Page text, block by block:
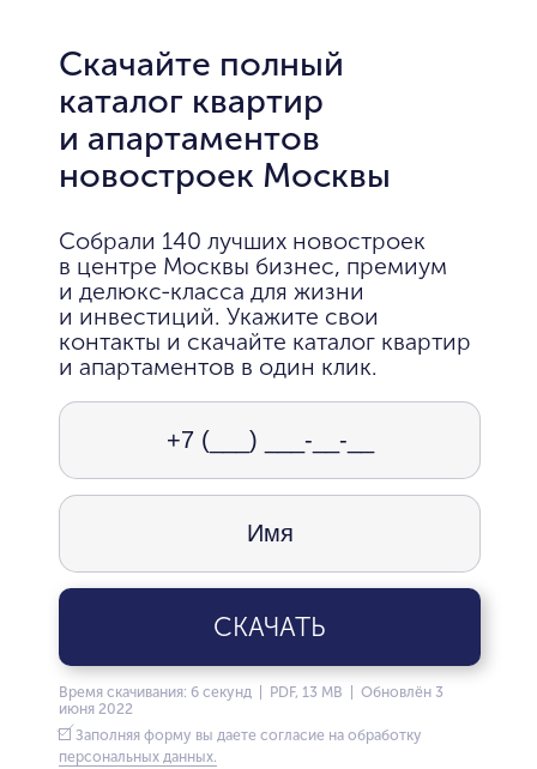
Скачайте полный
каталог квартир
и апартаментов
новостроек Москвы
Собрали 140 лучших новостроек
в центре Москвы бизнес, премиум
и делюкс-класса для жизни
и инвестиций. Укажите свои
контакты и скачайте каталог квартир
и апартаментов в один клик.
СКАЧАТЬ
Время скачивания: 6 секунд | PDF, 13 MB | Обновлён 3
июня 2022
Заполняя форму вы даете согласие на обработку
персональных данных.